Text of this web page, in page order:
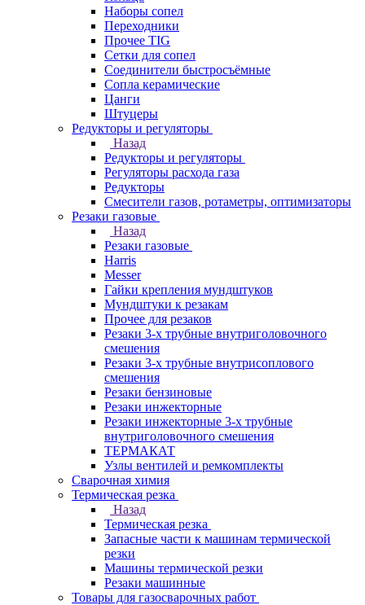
Наборы сопел
Переходники
Прочее TIG
Сетки для сопел
Соединители быстросъёмные
Сопла керамические
Цанги
Штуцеры
Редукторы и регуляторы
Назад
Редукторы и регуляторы
Регуляторы расхода газа
Редукторы
Смесители газов, ротаметры, оптимизаторы
Резаки газовые
Назад
Резаки газовые
Harris
Messer
Гайки крепления мундштуков
Мундштуки к резакам
Прочее для резаков
Резаки 3-х трубные внутриголовочного
смешения
Резаки 3-х трубные внутрисоплового
смешения
Резаки бензиновые
Резаки инжекторные
Резаки инжекторные 3-х трубные
внутриголовочного смешения
ТЕРМАКАТ
Узлы вентилей и ремкомплекты
Сварочная химия
Термическая резка
Назад
Термическая резка
Запасные части к машинам термической
резки
Машины термической резки
Резаки машинные
Товары для газосварочных работ